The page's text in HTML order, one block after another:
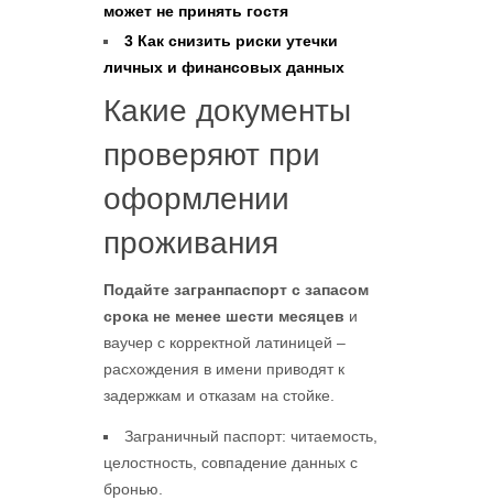
может не принять гостя
3 Как снизить риски утечки
личных и финансовых данных
Какие документы
проверяют при
оформлении
проживания
Подайте загранпаспорт с запасом
срока не менее шести месяцев и
ваучер с корректной латиницей –
расхождения в имени приводят к
задержкам и отказам на стойке.
Заграничный паспорт: читаемость,
целостность, совпадение данных с
бронью.